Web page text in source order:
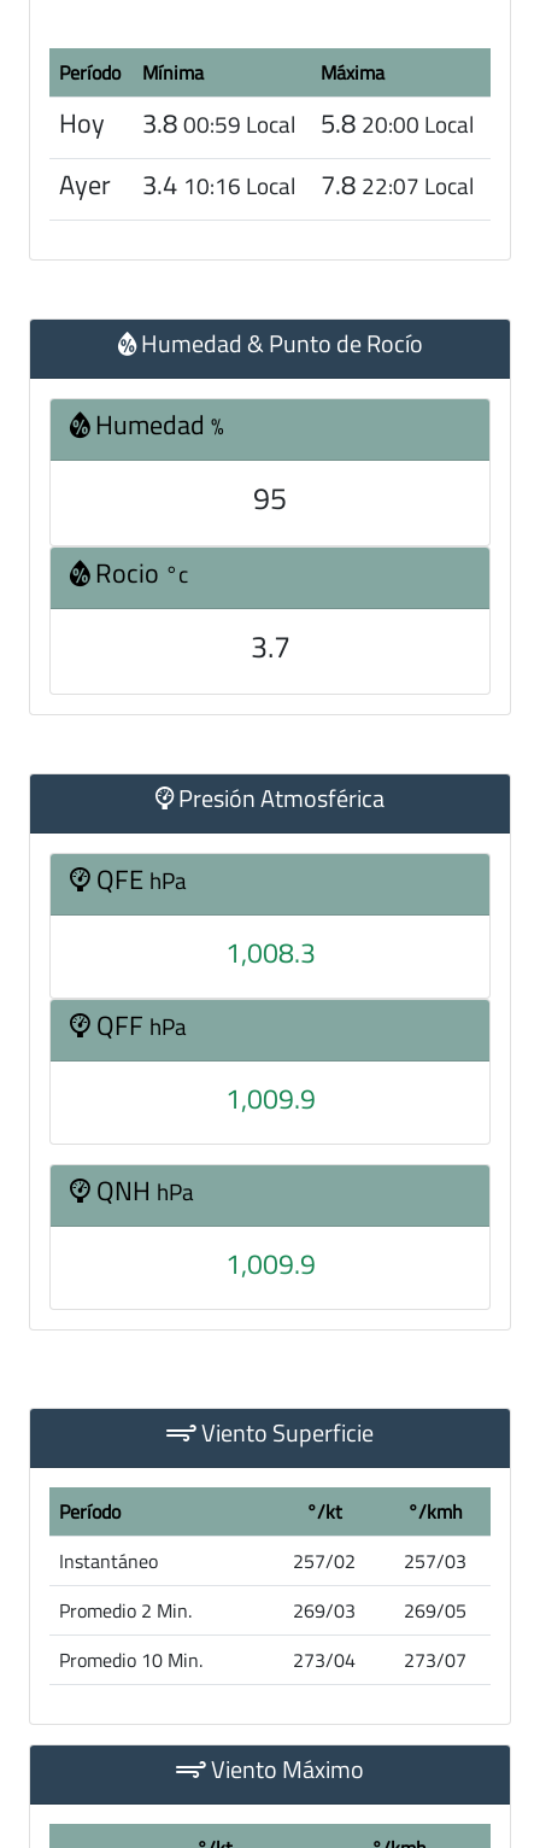
Período Mínima Máxima
Hoy 3.800:59 Local 5.8 20:00 Local
Ayer 3.4 10:16 Local 7.8 22:07 Local
Humedad & Punto de Rocío
Humedad %
95
Rocio °c
3.7
Presión Atmosférica
QFE hPa
1,008.3
QFF hPa
1,009.9
QNH hPa
1,009.9
Viento Superficie
Período °/kt
°/kmh
Instantáneo
257/02
257/03
Promedio 2 Min.
269/03
269/05
Promedio 10 Min.
273/04 273/07
Viento Máximo